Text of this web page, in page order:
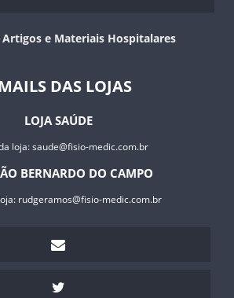
Artigos e Materiais Hospitalares
DAS LOJAS
LOJA SAÚDE
loja:saude@fisio-medic.com.br
BERNARDO DO CAMPO
rudgeramos@fisio-medic.com.br